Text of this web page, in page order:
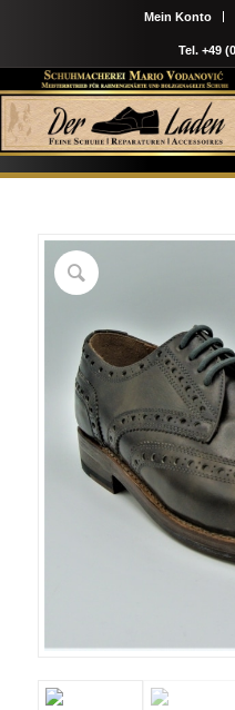
Mein Konto
Tel. +49